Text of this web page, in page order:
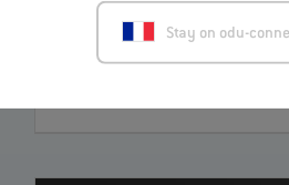
Stay on odu-